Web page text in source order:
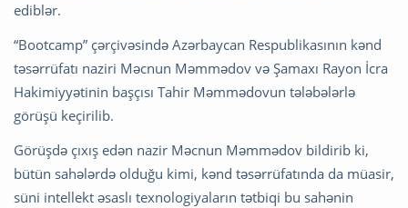
ediblər.
“Bootcamp” çərçivəsində Azərbaycan Respublikasının kənd
təsərrüfatı naziri Məcnun Məmmədov və Şamaxı Rayon İcra
Hakimiyyətinin başçısı Tahir Məmmədovun tələbələrlə
görüşü keçirilib.
Görüşdə çıxış edən nazir Məcnun Məmmədov bildirib ki,
bütün sahələrdə olduğu kimi, kənd təsərrüfatında da müasir,
süni intellekt əsaslı texnologiyaların tətbiqi bu sahənin